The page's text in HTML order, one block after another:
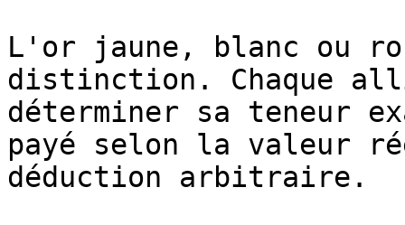
L'or jaune, blanc ou
distinction. Chaque
déterminer sa teneur
payé selon la valeur
déduction arbitraire.